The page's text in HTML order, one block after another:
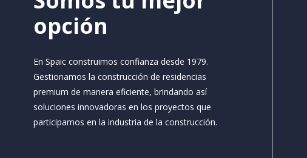
opción
En Spaic construimos confianza desde 1979.
Gestionamos la construcción de residencias
premium de manera eficiente, brindando así
soluciones innovadoras en los proyectos que
participamos en la industria de la construcción.